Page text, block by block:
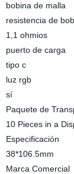
bobina de malla
resistencia de
1,1 ohmios
puerto de carga
tipo c
luz rgb
sí
Paquete de
10 Pieces in a
Especificación
38*106.5mm
Marca Comercial